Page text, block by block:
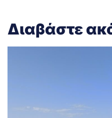
Διαβάστε